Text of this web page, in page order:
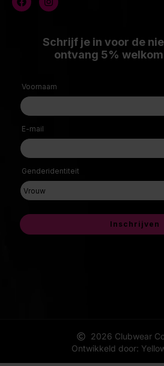
2026 Clubwear
Ontwikkeld door: